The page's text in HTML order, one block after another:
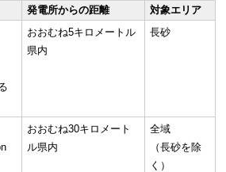
発電所からの距離
対象エリア
おおむね5キロメートル
県内
長砂
おおむね30キロメート
ル県内
全域
（長砂を除
く）